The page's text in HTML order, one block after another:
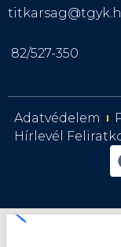
82/527-350
Adatvédelem
Hírlevél